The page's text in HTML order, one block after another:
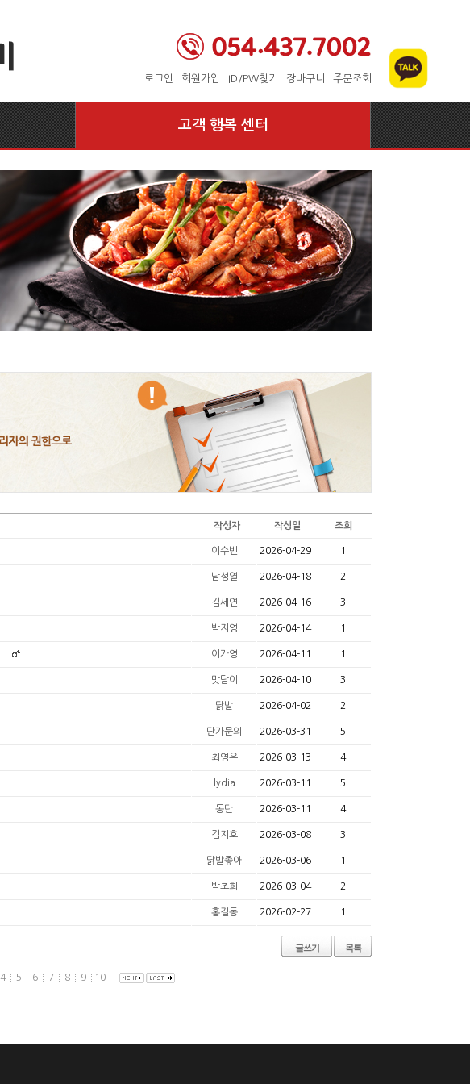
로그인 회원가입 ID/PW찾기 장바구니 주문조회
고객 행복 센터
작성자 작성일 조회
이수빈 2026-04-29 1
남성열 2026-04-18 2
김세연 2026-04-16 3
박지영 2026-04-14 1
이가영 2026-04-11 1
맛담이 2026-04-10 3
닭발 2026-04-02 2
단가문의 2026-03-31 5
최영은 2026-03-13 4
lydia 2026-03-11 5
동탄 2026-03-11 4
김지호 2026-03-08 3
닭발좋아 2026-03-06 1
박초희 2026-03-04 2
홍길동 2026-02-27 1
글쓰기 목록
4 5 6 7 8 9 10